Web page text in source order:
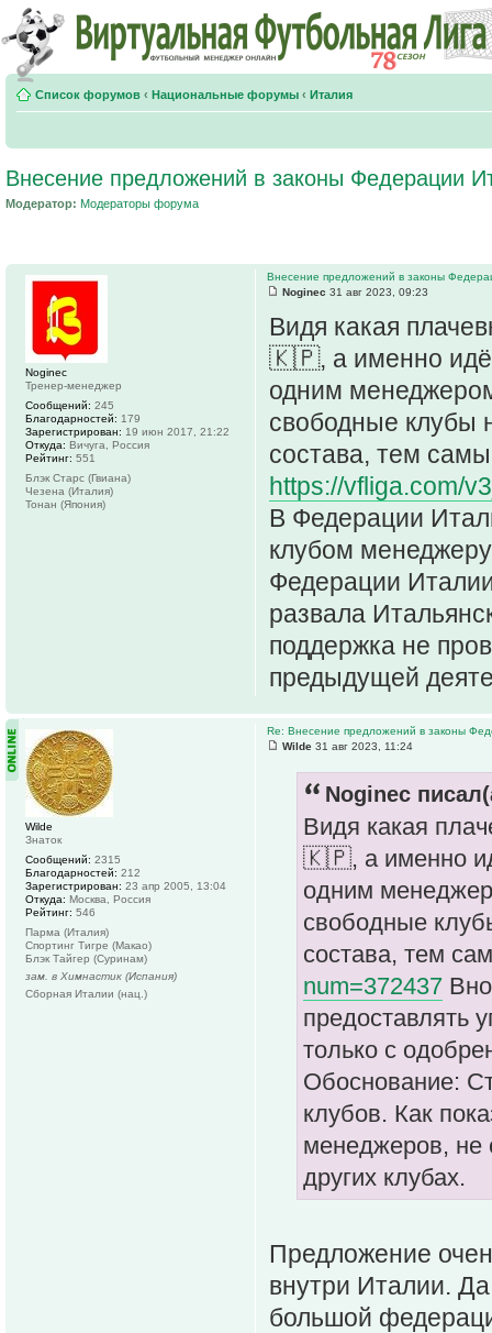
Список форумов ‹ Национальные форумы ‹ Италия
Внесение предложений в законы Федерации
Модератор: Модераторы форума
Внесение предложений в законы
Noginec 31 авг 2023, 09:23
Видя какая
🇰🇵, а именно
одним
свободные клубы
состава, тем
https://vfliga.com/
В Федерации
клубом
Федерации
развала
поддержка не
предыдущей
Noginec
Тренер-менеджер
Сообщений: 245
Благодарностей: 179
Зарегистрирован: 19 июн 2017, 21:22
Откуда: Вичуга, Россия
Рейтинг: 551
Блэк Старc (Гвиана)
Чезена (Италия)
Тонан (Япония)
Re: Внесение предложений в законы
Wilde 31 авг 2023, 11:24
Noginec
Видя какая
🇰🇵, а именно
одним
свободные
состава, тем
num=372437
предоставлять
только с
Обоснование:
клубов. Как
менеджеров, не
других клубах.
Предложение
внутри Италии.
большой
Wilde
Знаток
Сообщений: 2315
Благодарностей: 212
Зарегистрирован: 23 апр 2005, 13:04
Откуда: Москва, Россия
Рейтинг: 546
Парма (Италия)
Спортинг Тигре (Макао)
Блэк Тайгер (Суринам)
зам. в Химнастик (Испания)
Сборная Италии (нац.)